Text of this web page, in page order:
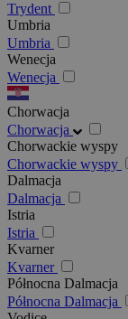
Trydent
Umbria
Umbria
Wenecja
Wenecja
Chorwacja
Chorwacja
Chorwackie wyspy
Chorwackie wyspy
Dalmacja
Dalmacja
Istria
Istria
Kvarner
Kvarner
Północna Dalmacja
Północna Dalmacja